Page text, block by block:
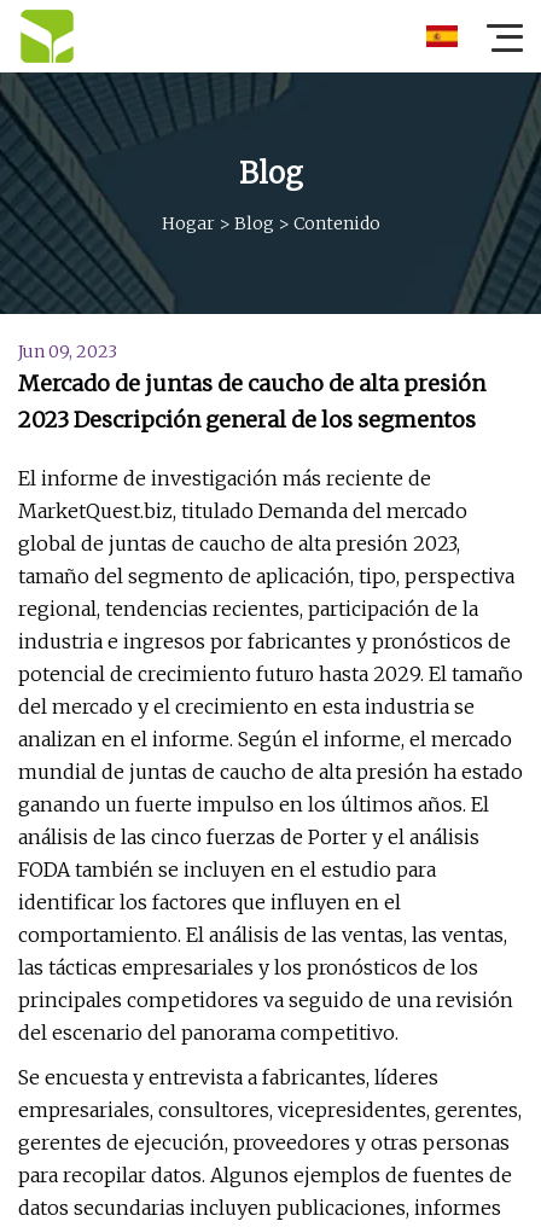
Blog
Hogar> Blog > Contenido
Jun 09, 2023
Mercado de juntas de caucho de alta presión
2023 Descripción general de los segmentos
El informe de investigación más reciente de
MarketQuest.biz, titulado Demanda del mercado
global de juntas de caucho de alta presión 2023,
tamaño del segmento de aplicación, tipo, perspectiva
regional, tendencias recientes, participación de la
industria e ingresos por fabricantes y pronósticos de
potencial de crecimiento futuro hasta 2029. El tamaño
del mercado y el crecimiento en esta industria se
analizan en el informe. Según el informe, el mercado
mundial de juntas de caucho de alta presión ha estado
ganando un fuerte impulso en los últimos años. El
análisis de las cinco fuerzas de Porter y el análisis
FODA también se incluyen en el estudio para
identificar los factores que influyen en el
comportamiento. El análisis de las ventas, las ventas,
las tácticas empresariales y los pronósticos de los
principales competidores va seguido de una revisión
del escenario del panorama competitivo.
Se encuesta y entrevista a fabricantes, líderes
empresariales, consultores, vicepresidentes, gerentes,
gerentes de ejecución, proveedores y otras personas
para recopilar datos. Algunos ejemplos de fuentes de
datos secundarias incluyen publicaciones, informes